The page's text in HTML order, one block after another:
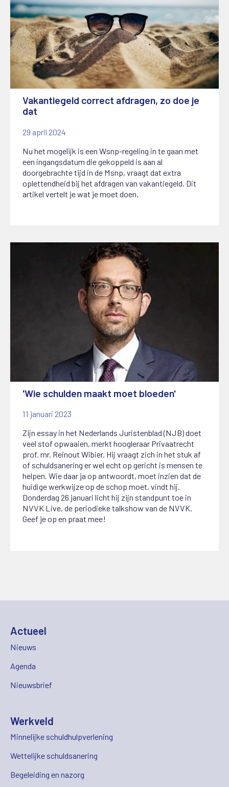
Vakantiegeld correct afdragen, zo doe je
dat
29 april 2024
Nu het mogelijk is een Wsnp-regeling in te gaan met
een ingangsdatum die gekoppeld is aan al
doorgebrachte tijd in de Msnp, vraagt dat extra
oplettendheid bij het afdragen van vakantiegeld. Dit
artikel vertelt je wat je moet doen.
'Wie schulden maakt moet bloeden'
11 januari 2023
Zijn essay in het Nederlands Juristenblad (NJB) doet
veel stof opwaaien, merkt hoogleraar Privaatrecht
prof. mr. Reinout Wibier. Hij vraagt zich in het stuk af
of schuldsanering er wel echt op gericht is mensen te
helpen. Wie daar ja op antwoordt, moet inzien dat de
huidige werkwijze op de schop moet, vindt hij.
Donderdag 26 januari licht hij zijn standpunt toe in
NVVK Live, de periodieke talkshow van de NVVK.
Geef je op en praat mee!
Actueel
Nieuws
Agenda
Nieuwsbrief
Werkveld
Minnelijke schuldhulpverlening
Wettelijke schuldsanering
Begeleiding en nazorg